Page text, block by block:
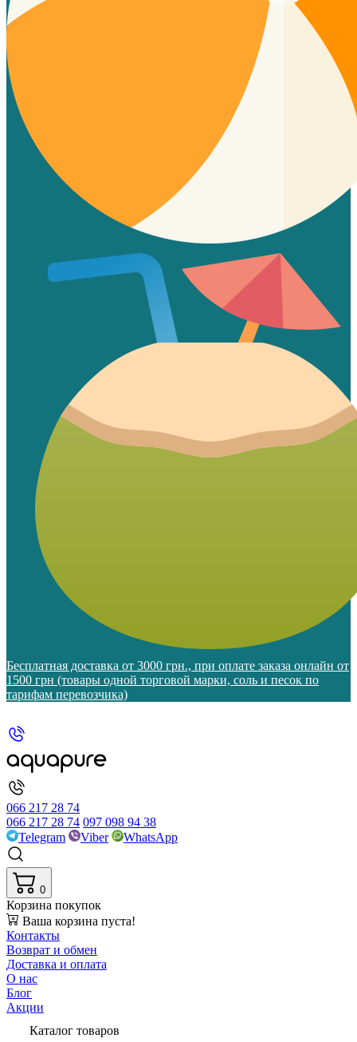
Бесплатная доставка от 3000 грн., при оплате заказа онлайн от
1500 грн (товары одной торговой марки, соль и песок по
тарифам перевозчика)
066 217 28 74
066 217 28 74 097 098 94 38
Telegram
Viber WhatsApp
0
Корзина покупок
Ваша корзина пуста!
Контакты
Возврат и обмен
Доставка и оплата
О нас
Блог
Акции
Каталог товаров